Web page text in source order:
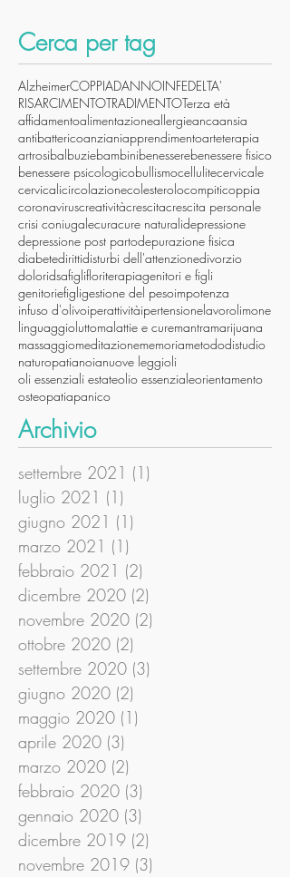
Cerca per tag
AlzheimerCOPPIADANNOINFEDELTA'
RISARCIMENTOTRADIMENTOTerza età
affidamentoalimentazioneallergieancaansia
antibattericoanzianiapprendimentoarteterapia
artrosibalbuziebambinibenesserebenessere fisico
benessere psicologicobullismocellulitecervicale
cervicalicircolazionecolesterolocompiticoppia
coronaviruscreativitàcrescitacrescita personale
crisi coniugalecuracure naturalidepressione
depressione post partodepurazione fisica
diabetedirittidisturbi dell'attenzionedivorzio
doloridsafiglifloriterapiagenitori e figli
genitoriefigligestione del pesoimpotenza
infuso d'olivoiperattivitàipertensionelavoro limone
linguaggio luttomalattie e curemantramarijuana
massaggiomeditazionememoriametododistudio
naturopatianoianuove leggioli
oli essenziali estateolio essenzialeorientamento
osteopatiapanico
Archivio
settembre 2021 (1)
luglio 2021 (1)
giugno 2021 (1)
marzo 2021 (1)
febbraio 2021 (2)
dicembre 2020 (2)
novembre 2020 (2)
ottobre 2020 (2)
settembre 2020 (3)
giugno 2020 (2)
maggio 2020 (1)
aprile 2020 (3)
marzo 2020 (2)
febbraio 2020 (3)
gennaio 2020 (3)
dicembre 2019 (2)
novembre 2019 (3)